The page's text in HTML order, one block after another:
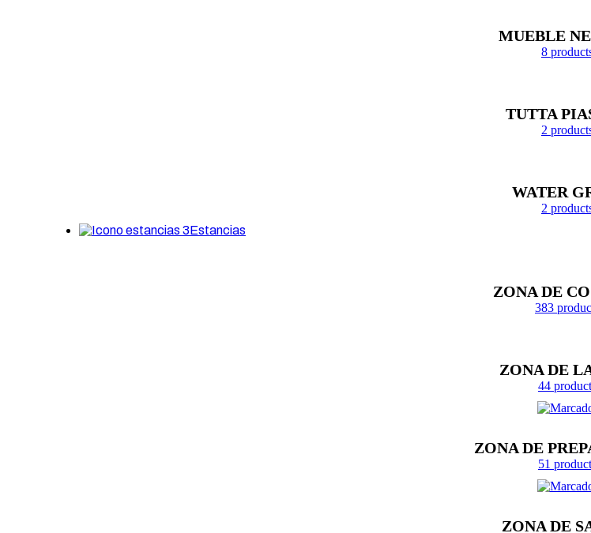
MUEBLE
8
TUTTA
2
WATER
2
Estancias
ZONA DE
383
ZONA DE
44
ZONA DE
51
ZONA DE